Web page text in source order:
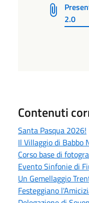
2.0
Contenuti
Santa Pasqua 2026!
Il Villaggio di Babbo
Corso base di
Evento Sinfonie di
Un Gemellaggio
Festeggiano